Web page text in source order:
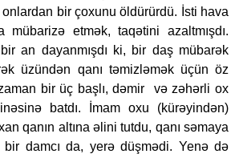
bir çoxunu öldürürdü. İsti hava
etmək, taqətini azaltmışdı.
an dayanmışdı ki, bir daş mübarək
üzündən qanı təmizləmək üçün öz
bir üç başlı, dəmir və zəhərli ox
batdı. İmam oxu (kürəyindən)
qanın altına əlini tutdu, qanı səmaya
damcı da, yerə düşmədi. Yenə də